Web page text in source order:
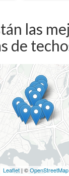
las
de
Leaflet | ©OpenStreetMap